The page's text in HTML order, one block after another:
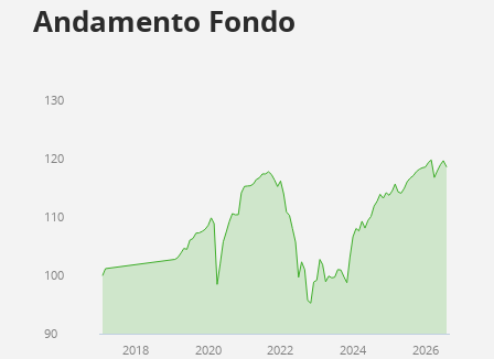
Andamento Fondo
2018 2020 2022 2024 2026
90
100
110
120
130